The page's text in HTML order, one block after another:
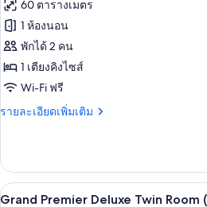
Room
(Cimer
&
Wonderbox
included)
ทั้งหมด
ของ
Grand
Premier
Deluxe
Double
&
Wonderbox
included)
60 ตารางเมตร
1 ห้องนอน
พักได้ 2 คน
1 เตียงคิงไซส์
Wi-Fi ฟรี
รายละเอียดเพิ่มเติม
ราย
เกี่ยว
กับ
Grand
เปิด
เครื่
4
Grand Premier Deluxe Twin